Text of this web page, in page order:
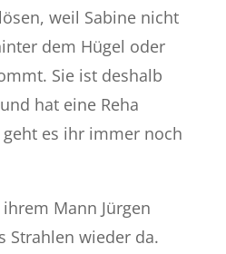
weil Sabine nicht
dem Hügel oder
Sie ist deshalb
hat eine Reha
es ihr immer noch
Mann Jürgen
Strahlen wieder da.